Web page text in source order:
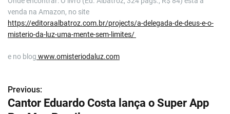
venda na Amazon, no site
https://editoraalbatroz.com.br/projects/a-delegada-de-deus-e-o-
misterio-da-luz-uma-mente-sem-limites/
e no blog www.omisteriodaluz.com
N
Previous:
Cantor Eduardo Costa lança o Super App